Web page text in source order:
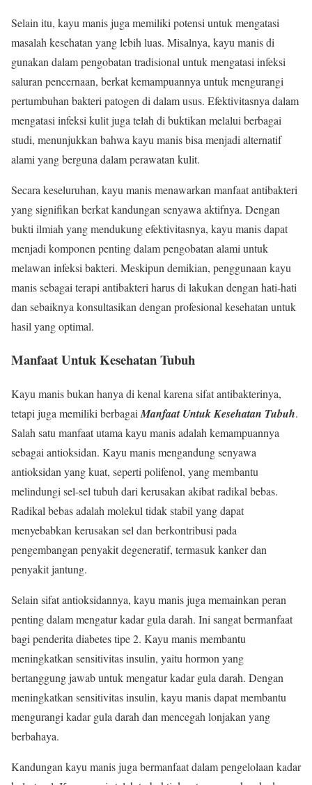
Selain itu, kayu manis juga memiliki potensi untuk mengatasi
masalah kesehatan yang lebih luas. Misalnya, kayu manis di
gunakan dalam pengobatan tradisional untuk mengatasi infeksi
saluran pencernaan, berkat kemampuannya untuk mengurangi
pertumbuhan bakteri patogen di dalam usus. Efektivitasnya dalam
mengatasi infeksi kulit juga telah di buktikan melalui berbagai
studi, menunjukkan bahwa kayu manis bisa menjadi alternatif
alami yang berguna dalam perawatan kulit.
Secara keseluruhan, kayu manis menawarkan manfaat antibakteri
yang signifikan berkat kandungan senyawa aktifnya. Dengan
bukti ilmiah yang mendukung efektivitasnya, kayu manis dapat
menjadi komponen penting dalam pengobatan alami untuk
melawan infeksi bakteri. Meskipun demikian, penggunaan kayu
manis sebagai terapi antibakteri harus di lakukan dengan hati-hati
dan sebaiknya konsultasikan dengan profesional kesehatan untuk
hasil yang optimal.
Manfaat Untuk Kesehatan Tubuh
Kayu manis bukan hanya di kenal karena sifat antibakterinya,
tetapi juga memiliki berbagai Manfaat Untuk Kesehatan Tubuh.
Salah satu manfaat utama kayu manis adalah kemampuannya
sebagai antioksidan. Kayu manis mengandung senyawa
antioksidan yang kuat, seperti polifenol, yang membantu
melindungi sel-sel tubuh dari kerusakan akibat radikal bebas.
Radikal bebas adalah molekul tidak stabil yang dapat
menyebabkan kerusakan sel dan berkontribusi pada
pengembangan penyakit degeneratif, termasuk kanker dan
penyakit jantung.
Selain sifat antioksidannya, kayu manis juga memainkan peran
penting dalam mengatur kadar gula darah. Ini sangat bermanfaat
bagi penderita diabetes tipe 2. Kayu manis membantu
meningkatkan sensitivitas insulin, yaitu hormon yang
bertanggung jawab untuk mengatur kadar gula darah. Dengan
meningkatkan sensitivitas insulin, kayu manis dapat membantu
mengurangi kadar gula darah dan mencegah lonjakan yang
berbahaya.
Kandungan kayu manis juga bermanfaat dalam pengelolaan kadar